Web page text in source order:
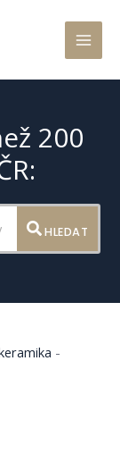
200
HLEDAT
-